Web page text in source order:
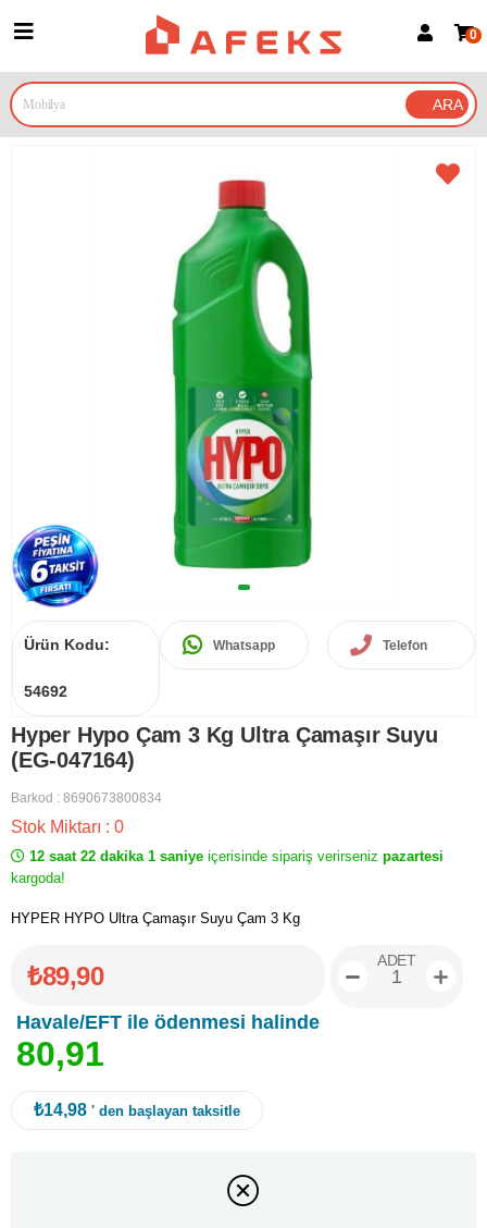
Google İle Bağlan
0
Ürün Kodu:
54692
Whatsapp Telefon
Hyper Hypo Çam 3 Kg Ultra Çamaşır Suyu
(EG-047164)
Barkod : 8690673800834
Stok Miktarı : 0
12 saat 22 dakika 1 saniye içerisinde sipariş verirseniz pazartesi
kargoda!
HYPER HYPO Ultra Çamaşır Suyu Çam 3 Kg
₺89,90
Havale/EFT ile ödenmesi halinde
80,91
ADET
₺14,98 ' den başlayan taksitle